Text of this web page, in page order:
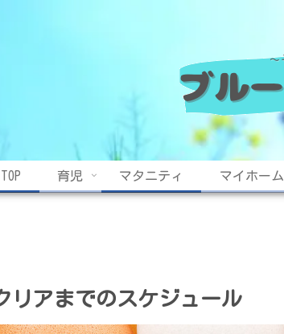
TOP 育児 マタニティ マイホーム
リアまでのスケジュール